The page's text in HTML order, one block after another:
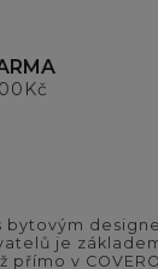
bytovým
je
v